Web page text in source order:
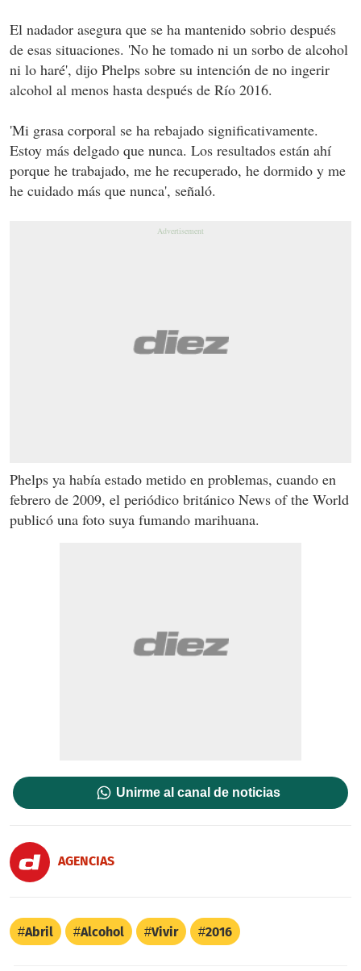
El nadador asegura que se ha mantenido sobrio después
de esas situaciones. 'No he tomado ni un sorbo de alcohol
ni lo haré', dijo Phelps sobre su intención de no ingerir
alcohol al menos hasta después de Río 2016.
'Mi grasa corporal se ha rebajado significativamente.
Estoy más delgado que nunca. Los resultados están ahí
porque he trabajado, me he recuperado, he dormido y me
he cuidado más que nunca', señaló.
Phelps ya había estado metido en problemas, cuando en
febrero de 2009, el periódico británico News of the World
publicó una foto suya fumando marihuana.
Unirme al canal de noticias
AGENCIAS
Abril Alcohol Vivir 2016